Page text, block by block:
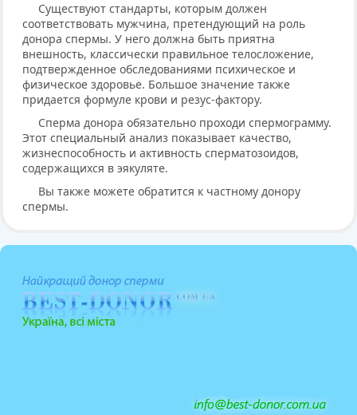
Существуют стандарты, которым должен
соответствовать мужчина, претендующий на роль
донора спермы. У него должна быть приятна
внешность, классически правильное телосложение,
подтвержденное обследованиями психическое и
физическое здоровье. Большое значение также
придается формуле крови и резус-фактору.
Сперма донора обязательно проходи спермограмму.
Этот специальный анализ показывает качество,
жизнеспособность и активность сперматозоидов,
содержащихся в эякуляте.
Вы также можете обратится к частному донору
спермы.